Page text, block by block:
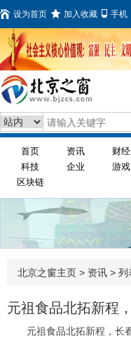
设为首页 加入收藏 手机
首页 资讯 财经
科技
企业 游戏
区块链
北京之窗主页 > 资讯 > 列
元祖食品北拓新程
元祖食品北拓新程，长